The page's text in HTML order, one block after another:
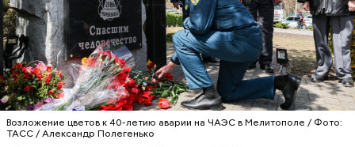
Возложение цветов к 40-летию аварии на ЧАЭС в Мелитополе / Фото:
ТАСС / Александр Полегенько
Киеве в отдельном механизированном полку
гражданской обороны. На тот момент, когда
произошла авария на Чернобыльской атомной
станции, ему было 26 лет.
АВАРИИ ЧЕРНОБЫЛЬ ИСТОРИЯ